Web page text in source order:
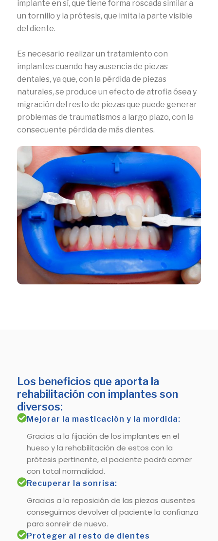
implante en sí, que tiene forma roscada similar a
un tornillo y la prótesis, que imita la parte visible
del diente.
Es necesario realizar un tratamiento con
implantes cuando hay ausencia de piezas
dentales, ya que, con la pérdida de piezas
naturales, se produce un efecto de atrofia ósea y
migración del resto de piezas que puede generar
problemas de traumatismos a largo plazo, con la
consecuente pérdida de más dientes.
Los beneficios que aporta la
rehabilitación con implantes son
diversos:
Mejorar la masticación y la mordida:
Gracias a la fijación de los implantes en el
hueso y la rehabilitación de estos con la
prótesis pertinente, el paciente podrá comer
con total normalidad.
Recuperar la sonrisa:
Gracias a la reposición de las piezas ausentes
conseguimos devolver al paciente la confianza
para sonreír de nuevo.
Proteger al resto de dientes